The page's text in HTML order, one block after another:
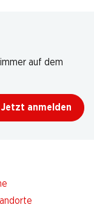
auf dem
Jetzt anmelden